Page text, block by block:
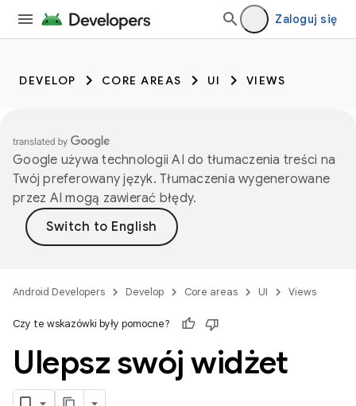
Zaloguj się
DEVELOP CORE AREAS UI VIEWS
Google używa technologii AI do tłumaczenia treści na
Twój preferowany język. Tłumaczenia wygenerowane
przez AI mogą zawierać błędy.
Android Developers Develop Core areas UI Views
Czy te wskazówki były pomocne?
Ulepsz swój widżet